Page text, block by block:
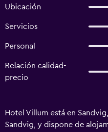
Ubicación
Servicios
Personal
Relación calidad-
precio
Hotel Villum está en
Sandvig, y dispone de